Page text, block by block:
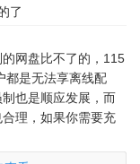
了
网盘比不了的，115
都是无法享离线配
也是顺应发展，而
理，如果你需要充